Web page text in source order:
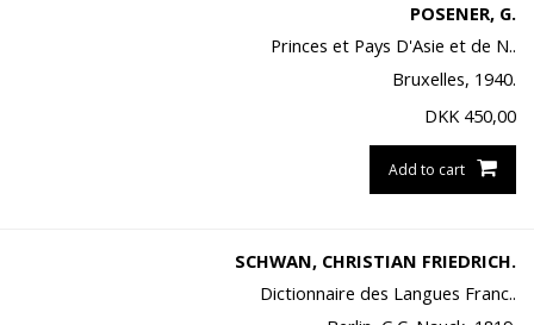
POSENER, G.
Princes et Pays D'Asie et de N..
Bruxelles, 1940.
DKK 450,00
Add to cart
SCHWAN, CHRISTIAN FRIEDRICH.
Dictionnaire des Langues Franc..